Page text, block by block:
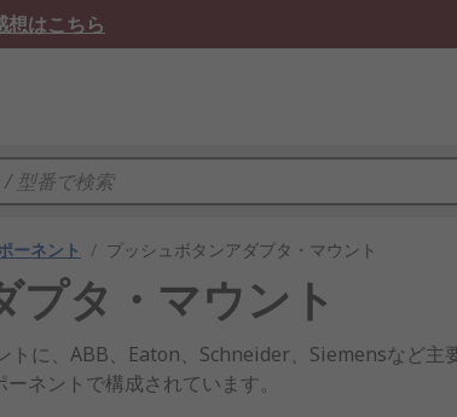
想はこちら
ーネント / プッシュボタンアダプタ・マウント
プタ・マウント
トに、ABB、Eaton、Schneider、Siemensなど
ネントで構成されています。